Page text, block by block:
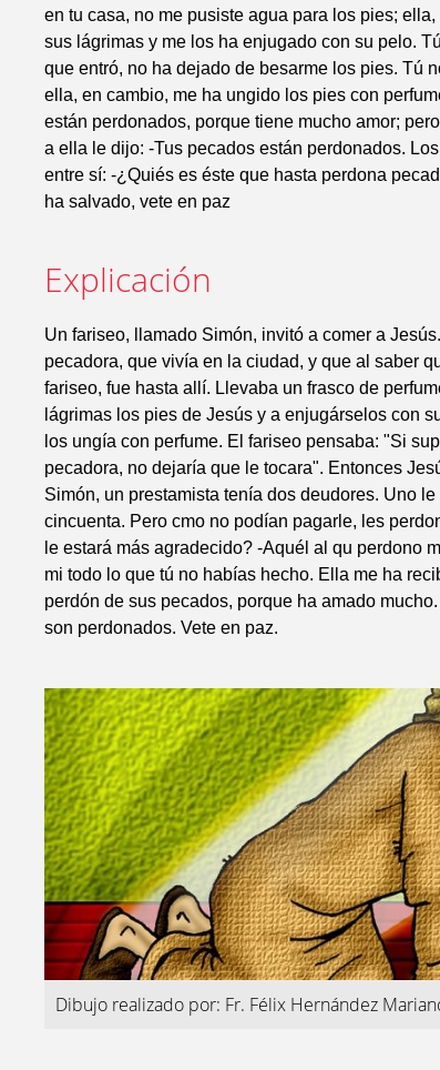
en tu casa, no me pusiste agua para los pies;
sus lágrimas y me los ha enjugado con su pelo.
que entró, no ha dejado de besarme los pies. Tú
ella, en cambio, me ha ungido los pies con
están perdonados, porque tiene mucho amor;
a ella le dijo: -Tus pecados están perdonados.
entre sí: -¿Quiés es éste que hasta perdona
ha salvado, vete en paz
Explicación
Un fariseo, llamado Simón, invitó a comer a
pecadora, que vivía en la ciudad, y que al saber
fariseo, fue hasta allí. Llevaba un frasco de
lágrimas los pies de Jesús y a enjugárselos con
los ungía con perfume. El fariseo pensaba: "Si
pecadora, no dejaría que le tocara". Entonces
Simón, un prestamista tenía dos deudores. Uno
cincuenta. Pero cmo no podían pagarle, les
le estará más agradecido? -Aquél al qu perdono
mi todo lo que tú no habías hecho. Ella me ha
perdón de sus pecados, porque ha amado
son perdonados. Vete en paz.
Dibujo realizado por: Fr. Félix Hernández